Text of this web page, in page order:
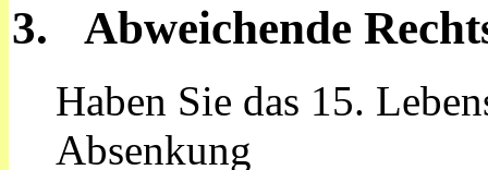
3. Abweichende
Haben Sie das 15.
Absenkung